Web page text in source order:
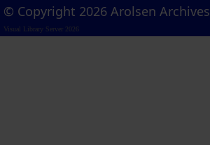
© Copyright 2026 Arolsen Archives
Visual Library Server 2026